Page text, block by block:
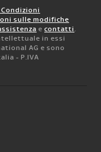
sulle modifiche
e contatti.
in essi
AG e sono
- P.IVA